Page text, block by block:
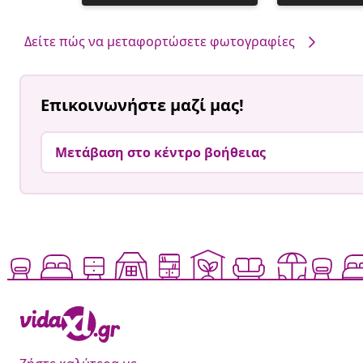
ανάρτηση
ανάρτηση
από
Δείτε πώς να μεταφορτώσετε φωτογραφίες
Επικοινωνήστε μαζί μας!
Μετάβαση στο κέντρο βοήθειας